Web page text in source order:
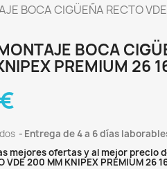
BOCA CIGÜEÑA RECTO
BOCA
PREMIUM 26
Entrega de 4 a 6 días
mejores ofertas y al mejor precio
VDE 200 MM KNIPEX PREMIUM 26